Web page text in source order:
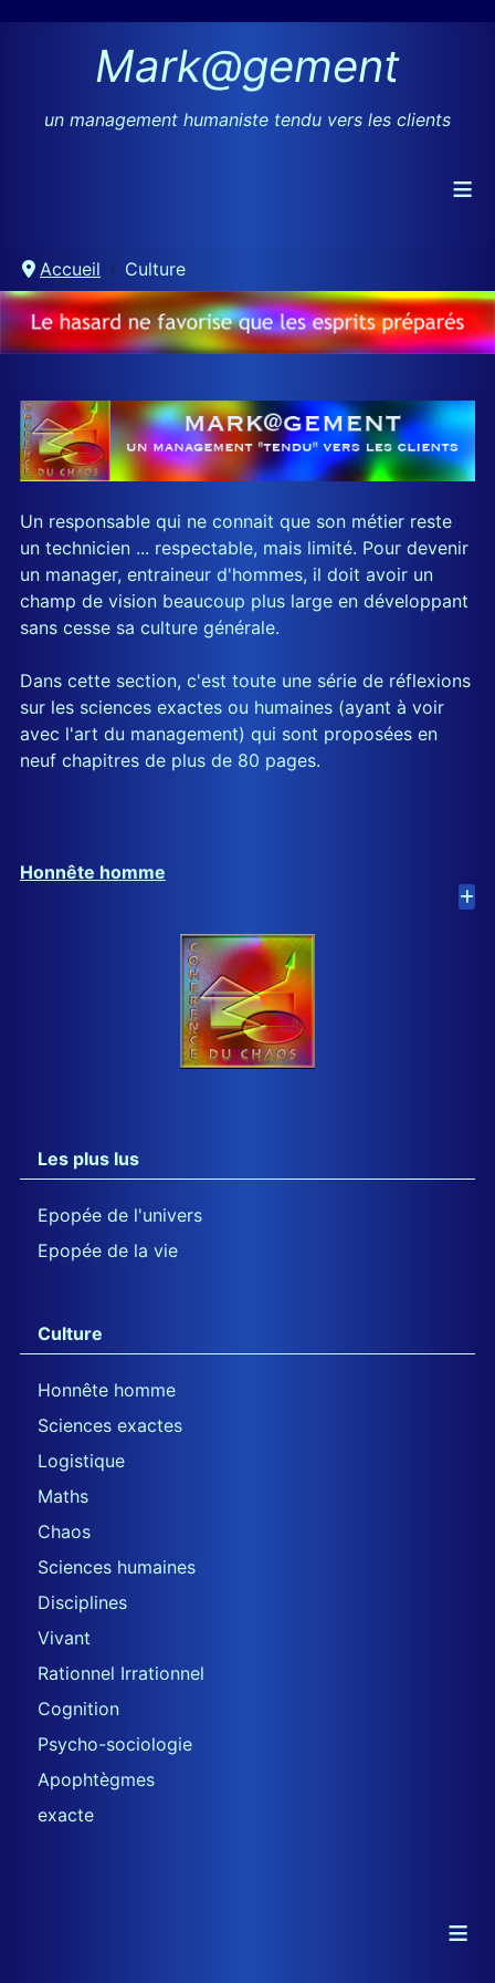
Mark@gement
un management humaniste tendu vers les clients
≡
Accueil Culture
Les plus lus
Epopée de l'univers
Epopée de la vie
Culture
Honnête homme
Sciences exactes
Logistique
Maths
Chaos
Sciences humaines
Disciplines
Vivant
Rationnel Irrationnel
Cognition
Psycho-sociologie
Apophtègmes
exacte
Un responsable qui ne connait que son métier reste
un technicien ... respectable, mais limité. Pour devenir
un manager, entraineur d'hommes, il doit avoir un
champ de vision beaucoup plus large en développant
sans cesse sa culture générale.
Dans cette section, c'est toute une série de réflexions
sur les sciences exactes ou humaines (ayant à voir
avec l'art du management) qui sont proposées en
neuf chapitres de plus de 80 pages.
Honnête homme
≡